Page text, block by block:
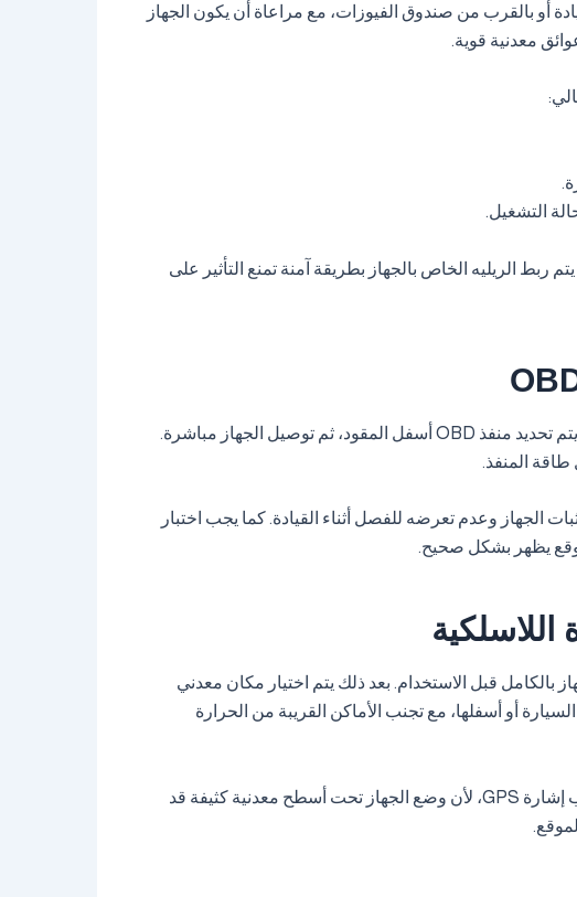
أو بالقرب من صندوق الفيوزات، مع مراعاة أن يكون الجهاز
الريليه الخاص بالجهاز بطريقة آمنة تمنع التأثير على
أجهزة OBD هي الأسهل في التركيب. يتم تحديد منفذ OBD أسفل المقود، ثم توصيل الجهاز مباشرة.
طاقة المنفذ.
الجهاز وعدم تعرضه للفصل أثناء القيادة. كما يجب اختبار
يظهر بشكل صحيح.
اللاسلكية
بالكامل قبل الاستخدام. بعد ذلك يتم اختيار مكان معدني
أو أسفلها، مع تجنب الأماكن القريبة من الحرارة
يجب أيضًا التأكد من أن المكان لا يحجب إشارة GPS، لأن وضع الجهاز تحت أسطح معدنية كثيفة قد